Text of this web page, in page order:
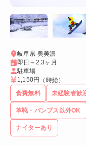
岐阜県 奥美濃
即日～2.3ヶ月
駐車場
1,150円
（時給）
食費無料
未経験者歓
革靴・パンプス以外OK
ナイターあり